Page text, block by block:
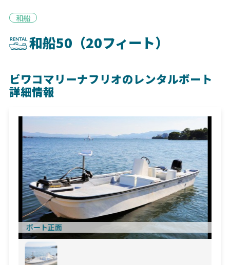
和船
和船50（20フィート）
ビワコマリーナフリオのレンタルボート
詳細情報
ボート正面